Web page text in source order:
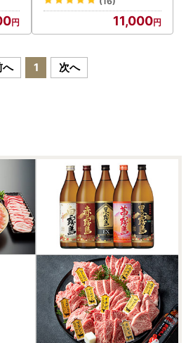
たまご 河中農園 取れたて
新鮮たまご タマゴ たまご
鶏卵 お菓子作りにも最適
11,000
へ 1 次へ